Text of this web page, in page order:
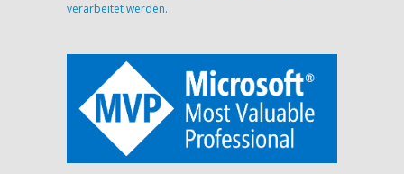
verarbeitet werden.